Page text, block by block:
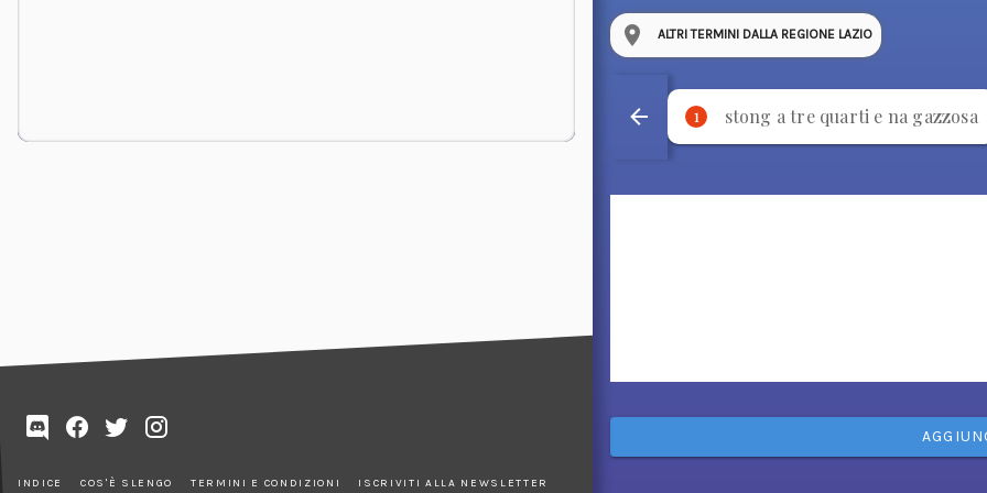
INDICE COS'È SLENGO TERMINI E CONDIZIONI
ISCRIVITI ALLA NEWSLETTER
ALTRI TERMINI DALLA REGIONE LAZIO
1 stong a tre quarti e na gazzosa